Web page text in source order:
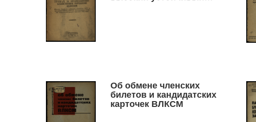
Об обмене членских
билетов и кандидатских
карточек ВЛКСМ